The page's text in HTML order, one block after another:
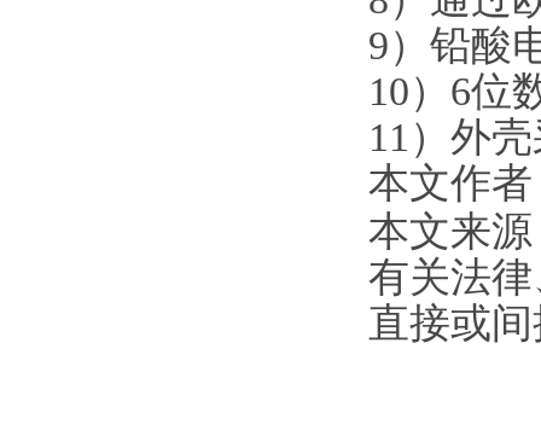
9）铅酸
10） 6位
11 ）外
本文作
本文来
有关法
直接或